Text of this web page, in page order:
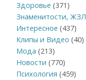
Здоровье (371)
Знаменитости, ЖЗЛ
Интересное (437)
Клипы и Видео (40)
Мода (213)
Новости (770)
Психология (459)